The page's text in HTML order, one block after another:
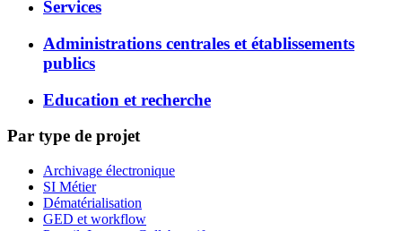
Services
Administrations centrales et établissements
publics
Education et recherche
Par type de projet
Archivage électronique
SI Métier
Dématérialisation
GED et workflow